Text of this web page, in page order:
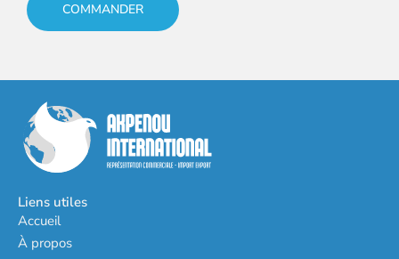
COMMANDER
Liens utiles
Accueil
À propos